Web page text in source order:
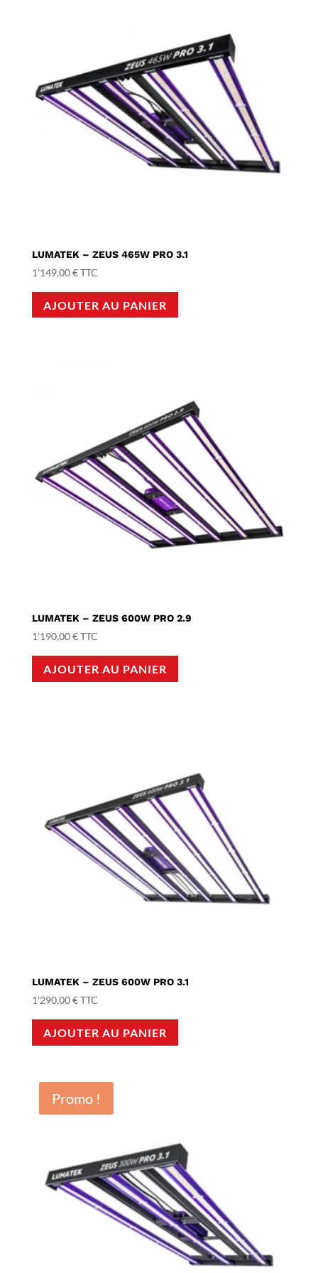
LUMATEK – ZEUS 465W PRO 3.1
1'149,00€TTC
AJOUTER AU PANIER
LUMATEK – ZEUS 600W PRO 2.9
1'190,00€TTC
AJOUTER AU PANIER
LUMATEK – ZEUS 600W PRO 3.1
1'290,00€TTC
AJOUTER AU PANIER
Promo !